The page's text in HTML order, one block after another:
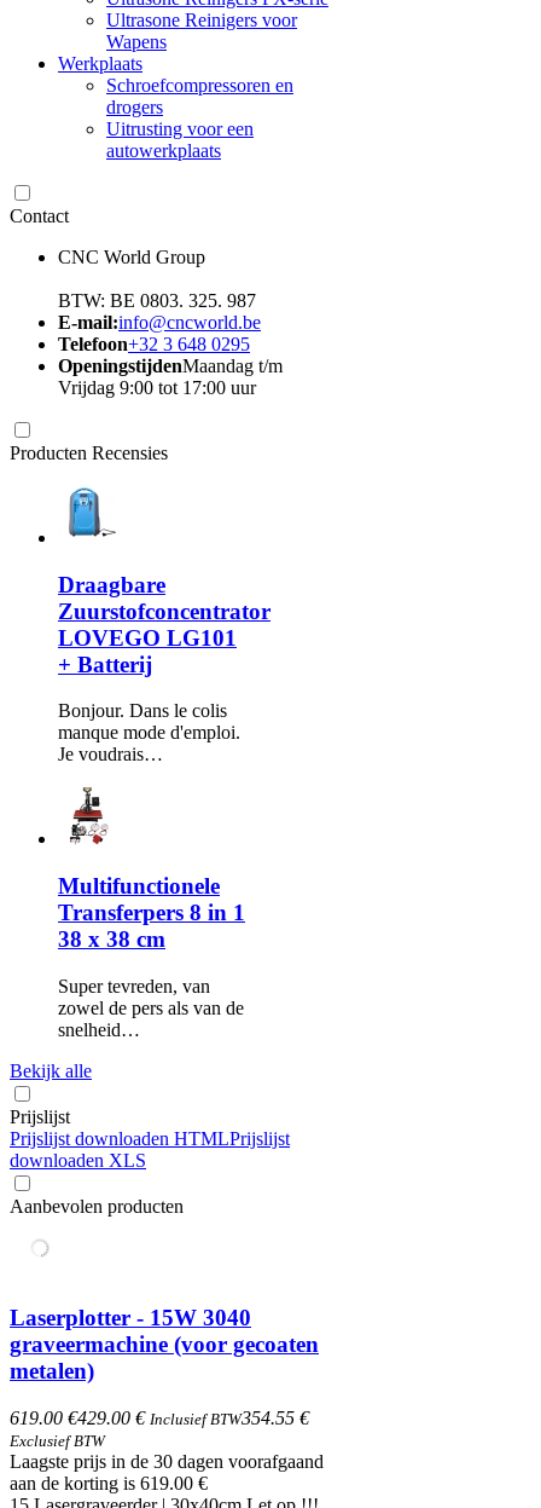
Ultrasone Reinigers voor
Wapens
Werkplaats
Schroefcompressoren en
drogers
Uitrusting voor een
autowerkplaats
Contact
CNC World Group
BTW: BE 0803. 325. 987
E-mail:info@cncworld.be
Telefoon+32 3 648 0295
OpeningstijdenMaandag t/m
Vrijdag 9:00 tot 17:00 uur
Producten Recensies
Draagbare
Zuurstofconcentrator
LOVEGO LG101
+ Batterij
Bonjour. Dans le colis
manque mode d'emploi.
Je voudrais…
Multifunctionele
Transferpers 8 in 1
38 x 38 cm
Super tevreden, van
zowel de pers als van de
snelheid…
Bekijk alle
Prijslijst
Prijslijst downloaden HTMLPrijslijst
downloaden XLS
Aanbevolen producten
Laserplotter - 15W 3040
graveermachine (voor gecoaten
metalen)
619.00 €429.00 € Inclusief BTW354.55 €
Exclusief BTW
Laagste prijs in de 30 dagen voorafgaand
aan de korting is 619.00 €